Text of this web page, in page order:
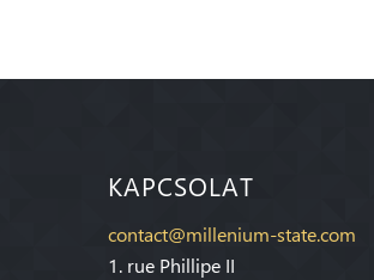
KAPCSOLAT
contact@millenium-state.com
1. rue Phillipe II